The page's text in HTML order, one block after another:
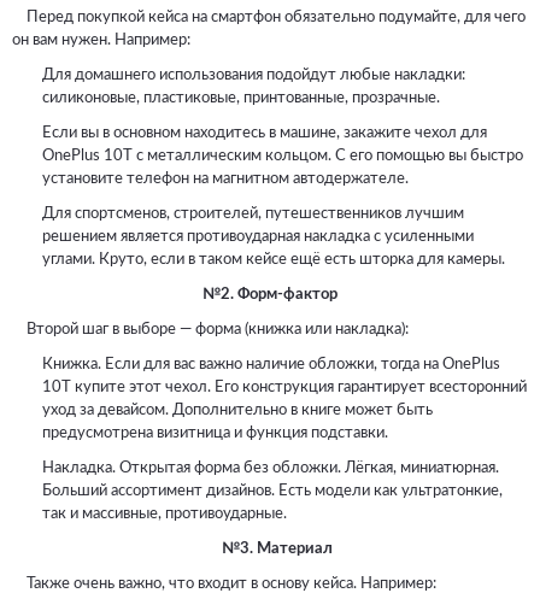
Перед покупкой кейса на смартфон обязательно подумайте, для чего
он вам нужен. Например:
Для домашнего использования подойдут любые накладки:
силиконовые, пластиковые, принтованные, прозрачные.
Если вы в основном находитесь в машине, закажите чехол для
OnePlus 10T с металлическим кольцом. С его помощью вы быстро
установите телефон на магнитном автодержателе.
Для спортсменов, строителей, путешественников лучшим
решением является противоударная накладка с усиленными
углами. Круто, если в таком кейсе ещё есть шторка для камеры.
№2. Форм-фактор
Второй шаг в выборе — форма (книжка или накладка):
Книжка. Если для вас важно наличие обложки, тогда на OnePlus
10T купите этот чехол. Его конструкция гарантирует всесторонний
уход за девайсом. Дополнительно в книге может быть
предусмотрена визитница и функция подставки.
Накладка. Открытая форма без обложки. Лёгкая, миниатюрная.
Больший ассортимент дизайнов. Есть модели как ультратонкие,
так и массивные, противоударные.
№3. Материал
Также очень важно, что входит в основу кейса. Например: